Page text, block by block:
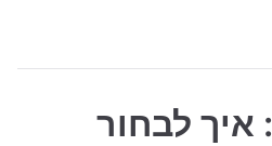
אינטרקום IP: איך לבחור